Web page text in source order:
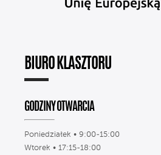
BIURO KLASZTORU
GODZINY OTWARCIA
Poniedziałek • 9:00-15:00
Wtorek • 17:15-18:00